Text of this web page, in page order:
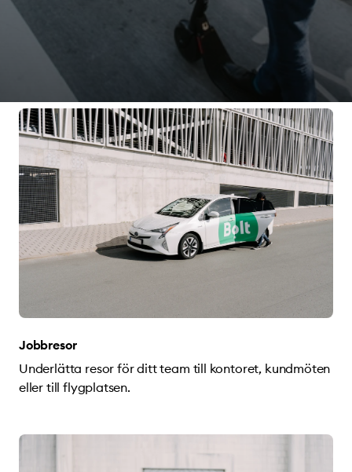
Jobbresor
Underlätta resor för ditt team till kontoret, kundmöten
eller till flygplatsen.